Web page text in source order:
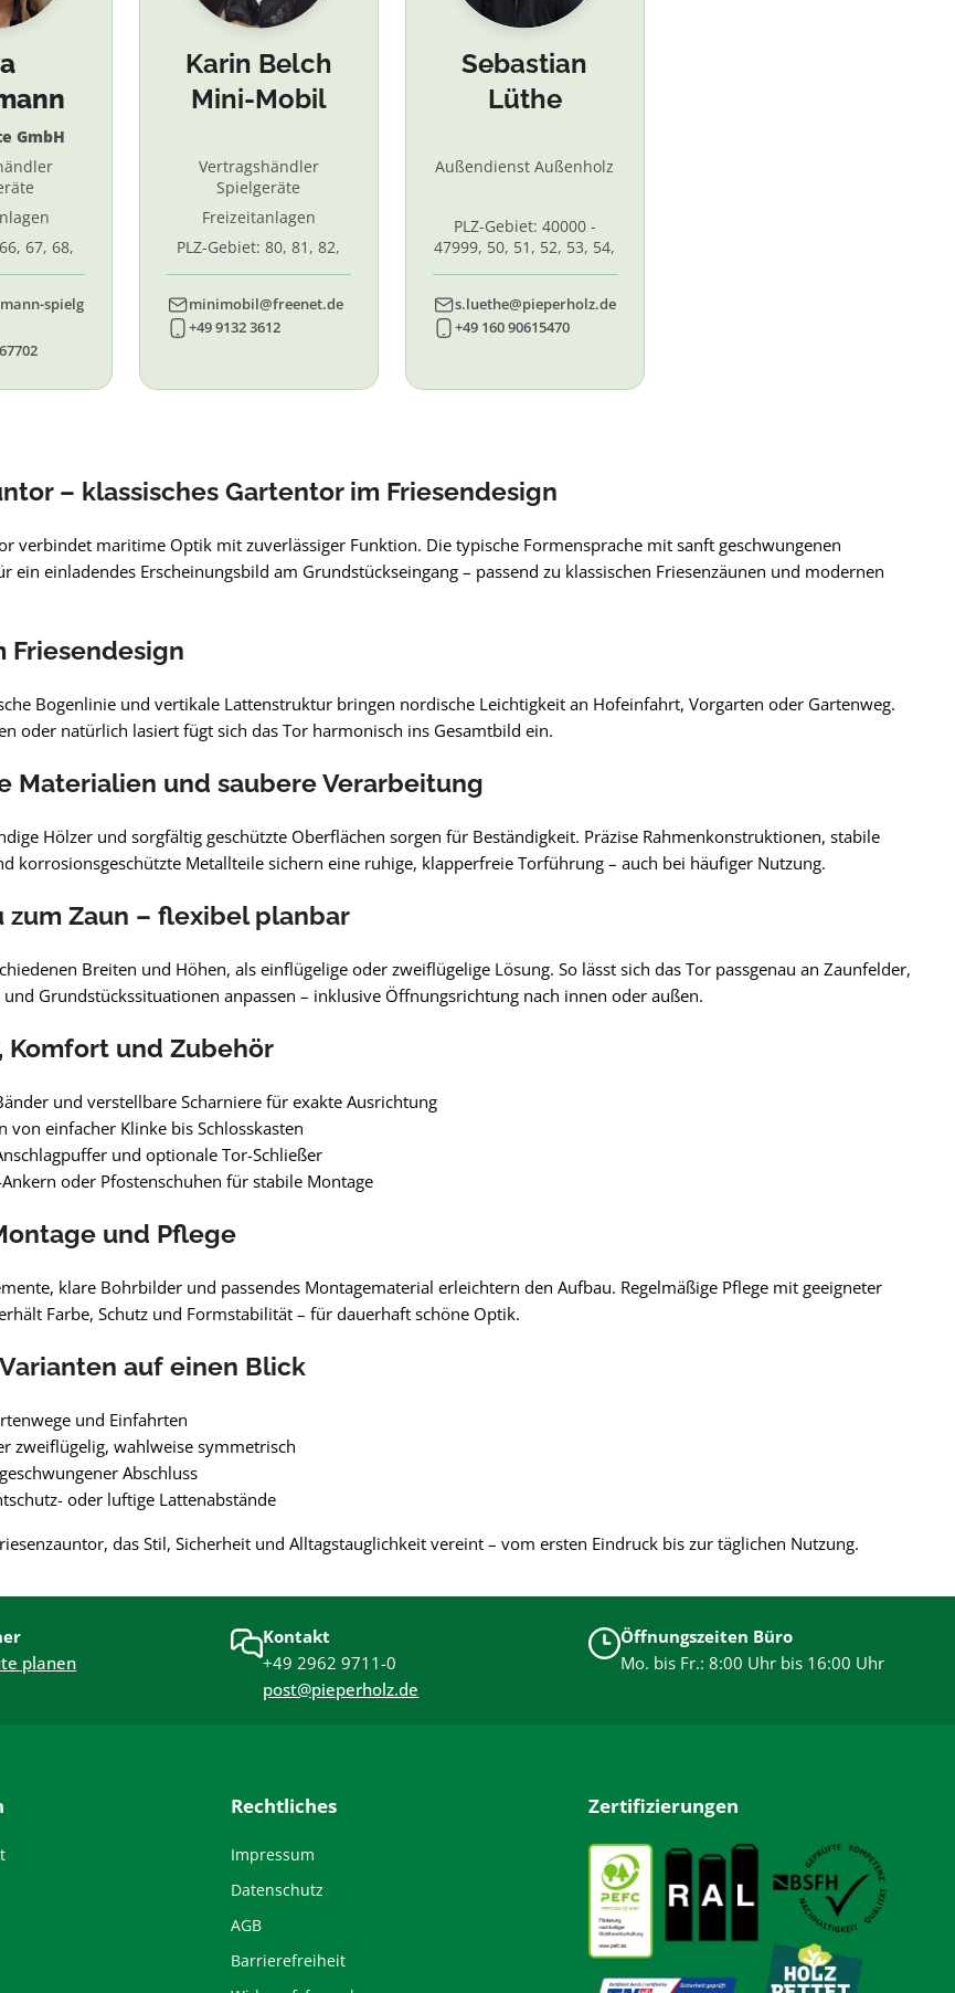
GmbH
67, 68,
spielg
Karin Belch
Mini-Mobil
Vertragshändler
Spielgeräte
Freizeitanlagen
PLZ-Gebiet: 80, 81, 82,
minimobil@freenet.de
+49 9132 3612
Sebastian
Lüthe
Außendienst Außenholz
PLZ-Gebiet: 40000 -
47999, 50, 51, 52, 53, 54,
s.luethe@pieperholz.de
+49 160 90615470
– klassisches Gartentor im Friesendesign
verbindet maritime Optik mit zuverlässiger Funktion. Die typische Formensprache mit sanft geschwungenen
ein einladendes Erscheinungsbild am Grundstückseingang – passend zu klassischen Friesenzäunen und modernen
Friesendesign
Bogenlinie und vertikale Lattenstruktur bringen nordische Leichtigkeit an Hofeinfahrt, Vorgarten oder Gartenweg.
oder natürlich lasiert fügt sich das Tor harmonisch ins Gesamtbild ein.
Materialien und saubere Verarbeitung
Hölzer und sorgfältig geschützte Oberflächen sorgen für Beständigkeit. Präzise Rahmenkonstruktionen, stabile
korrosionsgeschützte Metallteile sichern eine ruhige, klapperfreie Torführung – auch bei häufiger Nutzung.
zum Zaun – flexibel planbar
Breiten und Höhen, als einflügelige oder zweiflügelige Lösung. So lässt sich das Tor passgenau an Zaunfelder,
und Grundstückssituationen anpassen – inklusive Öffnungsrichtung nach innen oder außen.
Komfort und Zubehör
und verstellbare Scharniere für exakte Ausrichtung
von einfacher Klinke bis Schlosskasten
und optionale Tor-Schließer
oder Pfostenschuhen für stabile Montage
und Pflege
klare Bohrbilder und passendes Montagematerial erleichtern den Aufbau. Regelmäßige Pflege mit geeigneter
Farbe, Schutz und Formstabilität – für dauerhaft schöne Optik.
auf einen Blick
und Einfahrten
zweiflügelig, wahlweise symmetrisch
Abschluss
oder luftige Lattenabstände
das Stil, Sicherheit und Alltagstauglichkeit vereint – vom ersten Eindruck bis zur täglichen Nutzung.
planen
Kontakt
+49 2962 9711-0
post@pieperholz.de
Öffnungszeiten Büro
Mo. bis Fr.: 8:00 Uhr bis 16:00 Uhr
Rechtliches
Impressum
Datenschutz
AGB
Barrierefreiheit
Zertifizierungen